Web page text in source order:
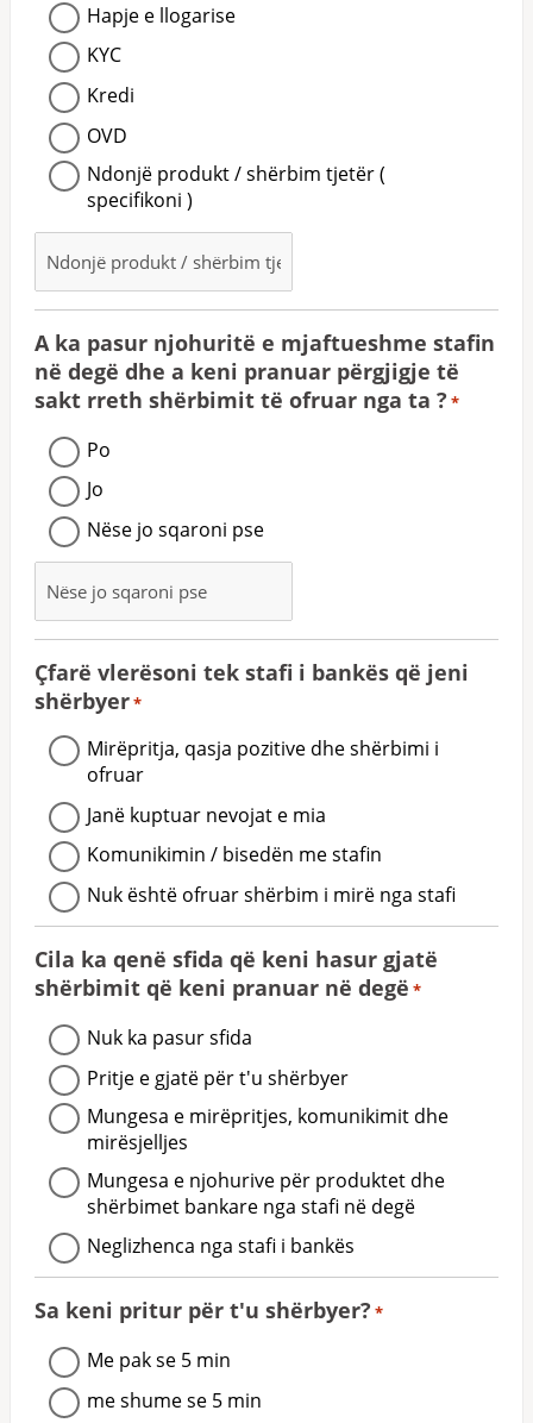
Hapje e llogarise
KYC
Kredi
OVD
Ndonjë produkt / shërbim tjetër (
specifikoni )
A ka pasur njohuritë e mjaftueshme stafin
në degë dhe a keni pranuar përgjigje të
sakt rreth shërbimit të ofruar nga ta ? *
Po
Jo
Nëse jo sqaroni pse
Çfarë vlerësoni tek stafi i bankës që jeni
shërbyer*
Mirëpritja, qasja pozitive dhe shërbimi i
ofruar
Janë kuptuar nevojat e mia
Komunikimin / bisedën me stafin
Nuk është ofruar shërbim i mirë nga stafi
Cila ka qenë sfida që keni hasur gjatë
shërbimit që keni pranuar në degë *
Nuk ka pasur sfida
Pritje e gjatë për t'u shërbyer
Mungesa e mirëpritjes, komunikimit dhe
mirësjelljes
Mungesa e njohurive për produktet dhe
shërbimet bankare nga stafi në degë
Neglizhenca nga stafi i bankës
Sa keni pritur për t'u shërbyer? *
Me pak se 5 min
me shume se 5 min